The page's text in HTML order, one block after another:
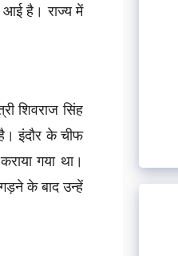
आई है। राज्य में
शिवराज सिंह
इंदौर के चीफ
गया था।
के बाद उन्हें